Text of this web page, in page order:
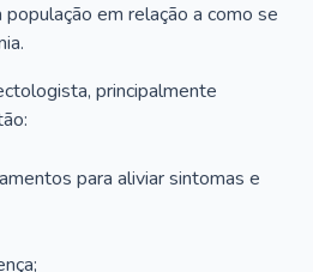
população em relação a como se
principalmente
para aliviar sintomas e